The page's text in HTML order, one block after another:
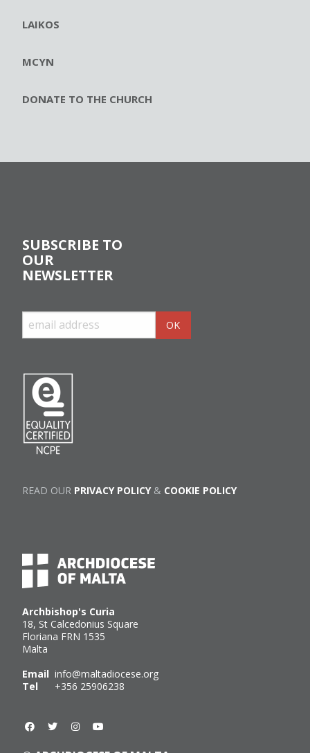
LAIKOS
MCYN
DONATE TO THE CHURCH
Archbishop's Curia
18, St Calcedonius Square
Floriana FRN 1535
Malta
Email info@maltadiocese.org
Tel +356 25906238
SUBSCRIBE TO
OUR
NEWSLETTER
READ OUR PRIVACY POLICY& COOKIE POLICY